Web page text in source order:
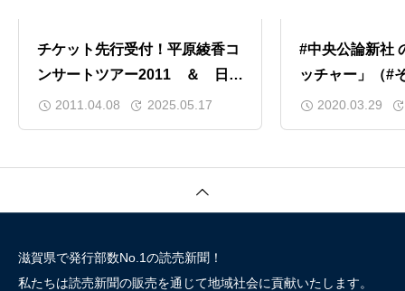
チケット先行受付！平原綾香コ
ンサートツアー2011 ＆ 日本
プロゴルフ選手権 石川遼
2011.04.08 2025.05.17
#中央公論新社
ッチャー」（#
著）１巻＆２
https://
2020.03.29
滋賀県で発行部数No.1の読売新聞！
私たちは読売新聞の販売を通じて地域社会に貢献いたします。